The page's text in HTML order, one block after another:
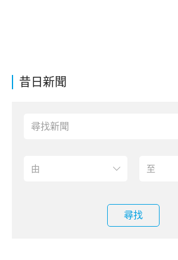
昔日新聞
尋找